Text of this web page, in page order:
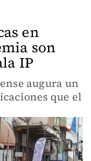
en
son
IP
augura un
que el